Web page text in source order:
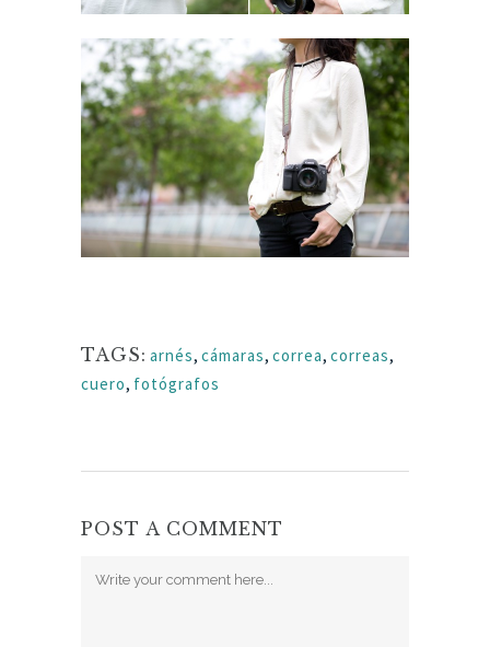
TAGS: arnés, cámaras, correa, correas,
cuero, fotógrafos
POST A COMMENT